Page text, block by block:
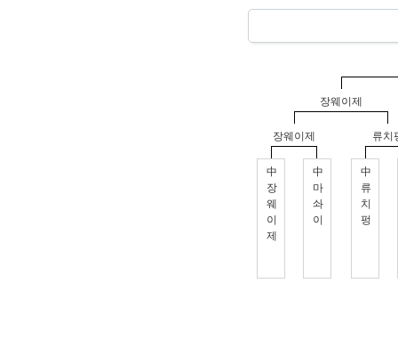
장웨이제
장웨이제
中
장
웨
이
제
中
마
솨
이
류치
中
류
치
펑